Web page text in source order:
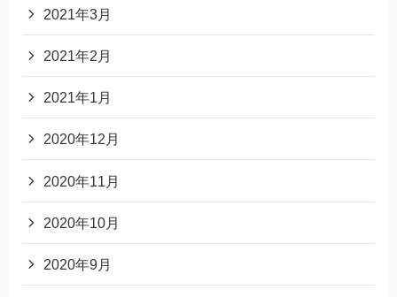
2021年3月
2021年2月
2021年1月
2020年12月
2020年11月
2020年10月
2020年9月